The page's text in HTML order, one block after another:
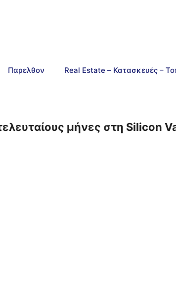
Παρελθον Real Estate – Κατασκευές –
μήνες στη Silicon